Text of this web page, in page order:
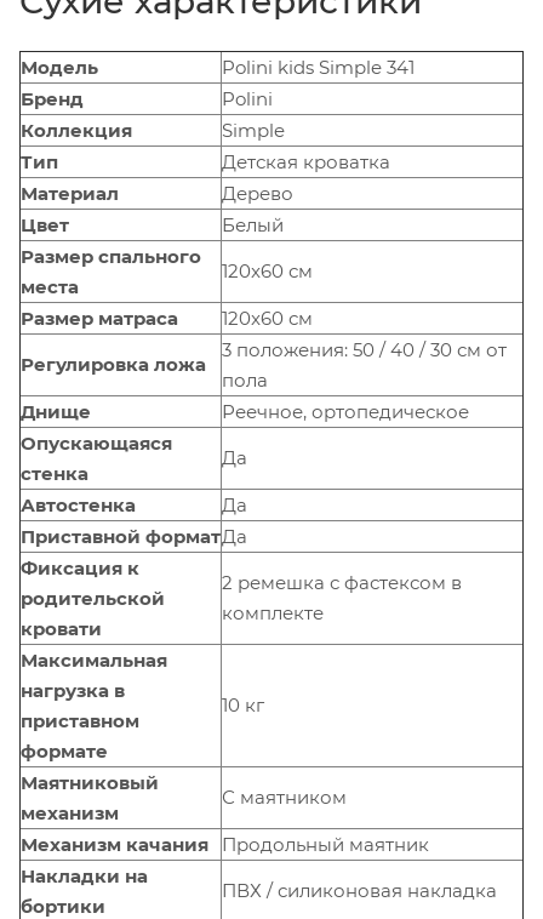
Модель
Polini kids Simple 341
Бренд
Polini
Коллекция
Simple
Тип
Детская кроватка
Материал
Дерево
Цвет
Белый
Размер спального
места
120x60 см
Размер матраса
120x60 см
Регулировка ложа
3 положения: 50 / 40 / 30 см от
пола
Днище
Реечное, ортопедическое
Опускающаяся
стенка
Да
Автостенка
Да
Приставной форматДа
Фиксация к
родительской
кровати
2 ремешка с фастексом в
комплекте
Максимальная
нагрузка в
приставном
формате
10 кг
Маятниковый
механизм
С маятником
Механизм качания
Продольный маятник
Накладки на
бортики
ПВХ / силиконовая накладка